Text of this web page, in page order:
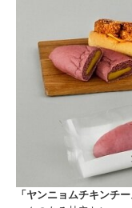
「ヤンニョムチキンチ